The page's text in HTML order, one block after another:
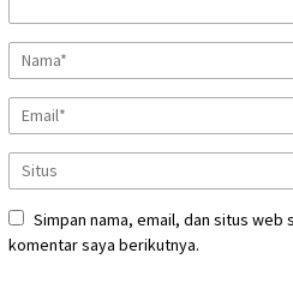
Simpan nama, email, dan situs web
komentar saya berikutnya.